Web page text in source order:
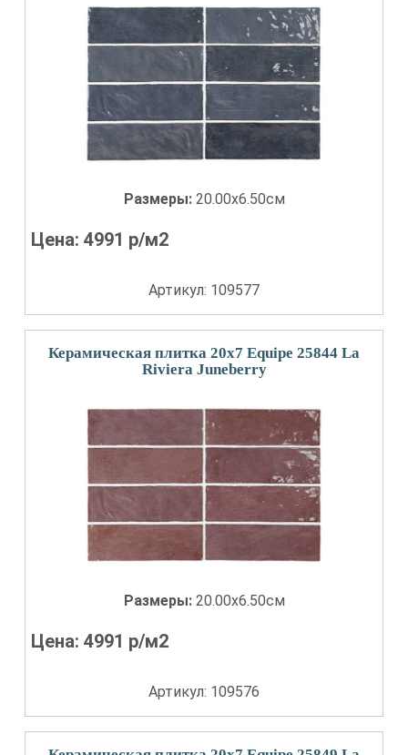
Размеры: 20.00x6.50см
Цена:4991 р/м2
Артикул: 109577
Керамическая плитка 20x7 Equipe 25844 La
Riviera Juneberry
Размеры: 20.00x6.50см
Цена:4991 р/м2
Артикул: 109576